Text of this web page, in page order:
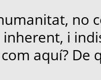
no
i
aquí? De